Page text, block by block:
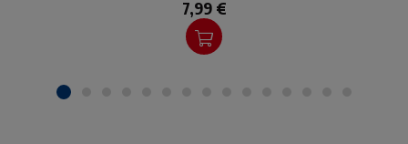
7,99 €